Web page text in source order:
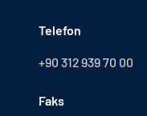
Telefon
+90 312 939 70 00
Faks